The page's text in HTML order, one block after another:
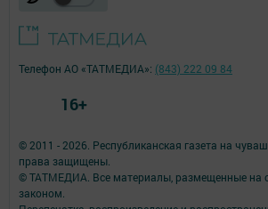
© 2011 - 2026. Республиканская газета на
права защищены.
© ТАТМЕДИА. Все материалы, размещенные на
законом.
Телефон АО «ТАТМЕДИА»: (843) 222 09 84
16+